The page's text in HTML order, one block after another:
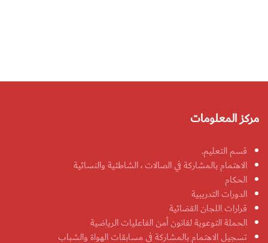
مركز المعلومات
قسم التعليم.
الاهتمام بالمشاركة في الصالات ، الشاطئية والنسائية
الحكام
الدورات التدريبية
قرارات اللجان القضائية
الحملة التوعوية لقانون أمن الفاعليات الرياضية
تسجيل الاهتمام بالمشاركة في مسابقات الهواة والشباب